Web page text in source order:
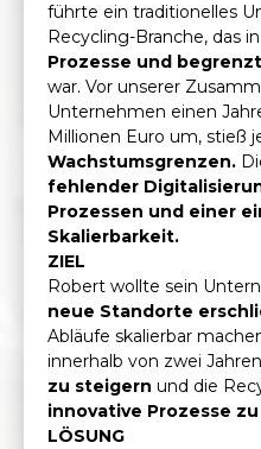
führte ein traditionelles
Recycling-Branche, das
Prozesse und
war. Vor unserer
Unternehmen einen
Millionen Euro um, stieß
Wachstumsgrenzen.
fehlender
Prozessen und einer
Skalierbarkeit.
ZIEL
Robert wollte sein
neue Standorte
Abläufe skalierbar
innerhalb von zwei
zu steigern und die
innovative Prozesse
LÖSUNG